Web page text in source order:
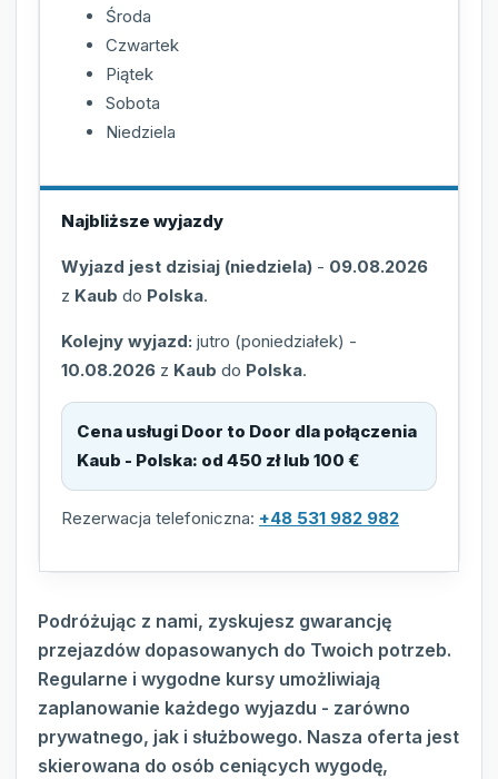
Środa
Czwartek
Piątek
Sobota
Niedziela
Najbliższe wyjazdy
Wyjazd jest dzisiaj (niedziela) - 09.08.2026
z Kaub do Polska.
Kolejny wyjazd: jutro (poniedziałek) -
10.08.2026 z Kaub do Polska.
Cena usługi Door to Door dla połączenia
Kaub - Polska: od 450 zł lub 100 €
Rezerwacja telefoniczna: +48 531 982 982
Podróżując z nami, zyskujesz gwarancję
przejazdów dopasowanych do Twoich potrzeb.
Regularne i wygodne kursy umożliwiają
zaplanowanie każdego wyjazdu - zarówno
prywatnego, jak i służbowego. Nasza oferta jest
skierowana do osób ceniących wygodę,